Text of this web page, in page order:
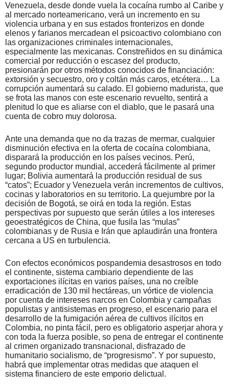
Venezuela, desde donde vuela la cocaína rumbo al Caribe y
al mercado norteamericano, verá un incremento en su
violencia urbana y en sus estados fronterizos en donde
elenos y farianos mercadean el psicoactivo colombiano con
las organizaciones criminales internacionales,
especialmente las mexicanas. Constreñidos en su dinámica
comercial por reducción o escasez del producto,
presionarán por otros métodos conocidos de financiación:
extorsión y secuestro, oro y coltán más caros, etcétera… La
corrupción aumentará su calado. El gobierno madurista, que
se frota las manos con este escenario revuelto, sentirá a
plenitud lo que es aliarse con el diablo, que le pasará una
cuenta de cobro muy dolorosa.
Ante una demanda que no da trazas de mermar, cualquier
disminución efectiva en la oferta de cocaína colombiana,
disparará la producción en los países vecinos. Perú,
segundo productor mundial, accederá fácilmente al primer
lugar; Bolivia aumentará la producción residual de sus
“catos”; Ecuador y Venezuela verán incrementos de cultivos,
cocinas y laboratorios en su territorio. La quejumbre por la
decisión de Bogotá, se oirá en toda la región. Estas
perspectivas por supuesto que serán útiles a los intereses
geoestratégicos de China, que fusila las “mulas”
colombianas y de Rusia e Irán que aplaudirán una frontera
cercana a US en turbulencia.
Con efectos económicos pospandemia desastrosos en todo
el continente, sistema cambiario dependiente de las
exportaciones ilícitas en varios países, una no creíble
erradicación de 130 mil hectáreas, un vórtice de violencia
por cuenta de intereses narcos en Colombia y campañas
populistas y antisistemas en progreso, el escenario para el
desarrollo de la fumigación aérea de cultivos ilícitos en
Colombia, no pinta fácil, pero es obligatorio asperjar ahora y
con toda la fuerza posible, so pena de entregar el continente
al crimen organizado transnacional, disfrazado de
humanitario socialismo, de “progresismo”. Y por supuesto,
habrá que implementar otras medidas que ataquen el
sistema financiero de este emporio delictual.